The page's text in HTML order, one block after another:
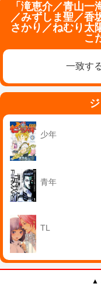
「 滝恵介／青山一
／みずしま聖／香
さかり／ねむり太
こ
一致す
少年
青年
TL
▲